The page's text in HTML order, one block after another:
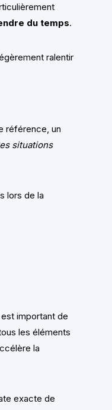
du temps.
ralentir
référence, un
situations
lors de la
important de
les éléments
la
exacte de